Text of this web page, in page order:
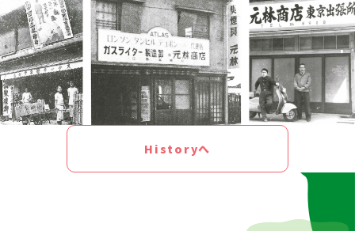
Historyへ